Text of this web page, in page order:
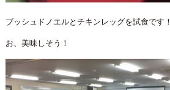
ブッシュドノエルとチキンレッグを試食です！
お、美味しそう！